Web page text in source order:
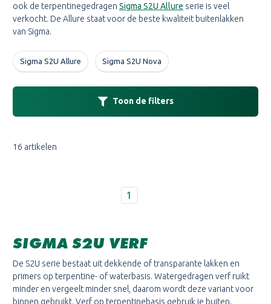
ook de terpentinegedragen Sigma S2U Allure serie is veel
verkocht. De Allure staat voor de beste kwaliteit buitenlakken
van Sigma.
Sigma S2U Allure Sigma S2U Nova
16 artikelen
1
Toon de filters
SIGMA S2U VERF
De S2U serie bestaat uit dekkende of transparante lakken en
primers op terpentine- of waterbasis. Watergedragen verf ruikt
minder en vergeelt minder snel, daarom wordt deze variant voor
binnen gebruikt. Verf op terpentinebasis gebruik je buiten.